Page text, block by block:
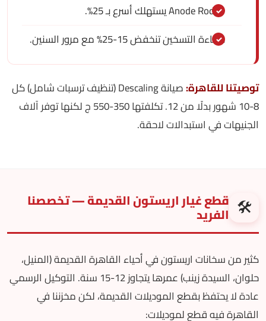
الـ Anode Rod يستهلك أسرع بـ 25%.
كفاءة التسخين تنخفض 15-25% مع مرور السنين.
توصيتنا للقاهرة:
صيانة Descaling (تنظيف ترسبات شامل) كل
8-10 شهور بدلًا من 12. تكلفتها 350-550 ج لكنها توفر آلاف
الجنيهات في استبدالات لاحقة.
🛠️ قطع غيار اريستون القديمة — تخصصنا
الفريد
كثير من سخانات اريستون في أحياء القاهرة القديمة (المنيل،
حلوان، السيدة زينب) عمرها يتجاوز 12-15 سنة. التوكيل الرسمي
عادة لا يحتفظ بقطع الموديلات القديمة، لكن مخزننا في
القاهرة فيه قطع لموديلات: